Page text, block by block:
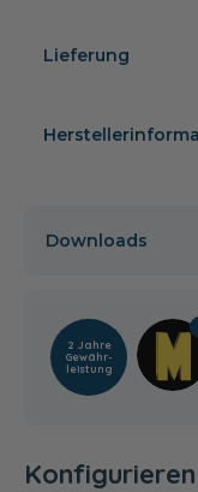
Lieferung
Downloads
2 Jahre
Gewähr­
leistung